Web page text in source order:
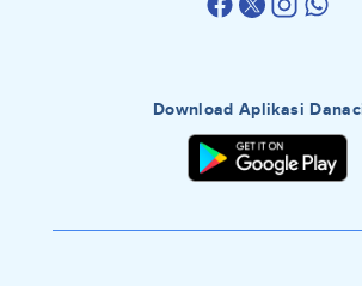
Download Aplikasi